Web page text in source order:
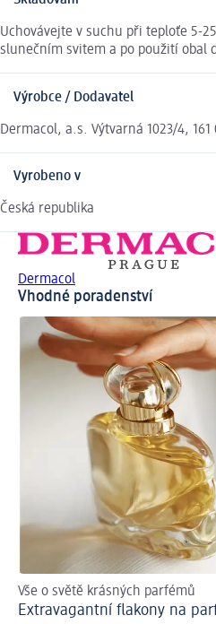
Uchovávejte v suchu při teploťe 5-
slunečním svitem a po použití obal
Výrobce / Dodavatel
Dermacol, a.s. Výtvarná 1023/4,
Vyrobeno v
Česká republika
Dermacol
Vhodné poradenství
Vše o světě krásných parfémů
Extravagantní flakony na